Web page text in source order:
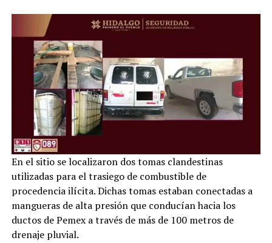
En el sitio se localizaron dos tomas clandestinas
utilizadas para el trasiego de combustible de
procedencia ilícita. Dichas tomas estaban conectadas a
mangueras de alta presión que conducían hacia los
ductos de Pemex a través de más de 100 metros de
drenaje pluvial.